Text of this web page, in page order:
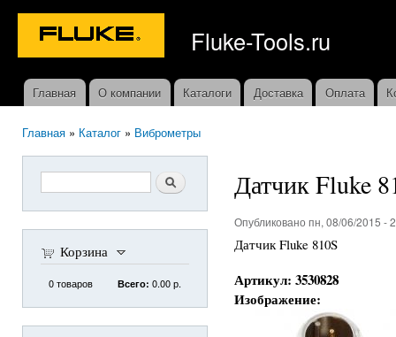
Fluke-Tools.ru
Главное меню
Главная О компании Каталоги Доставка Оплата
Главная » Каталог » Виброметры
Форма поиска Поиск
Корзина
0товаров Всего: 0.00 р.
Датчик Fluke
Опубликовано пн, 08/06/2015 -
Датчик Fluke 810S
Артикул: 3530828
Изображение: